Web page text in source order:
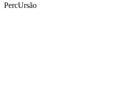
PercUrsão